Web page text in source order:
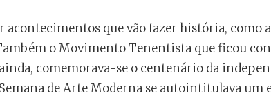
acontecimentos que vão fazer história, como
o Movimento Tenentista que ficou
ainda, comemorava-se o centenário da
de Arte Moderna se autointitulava um